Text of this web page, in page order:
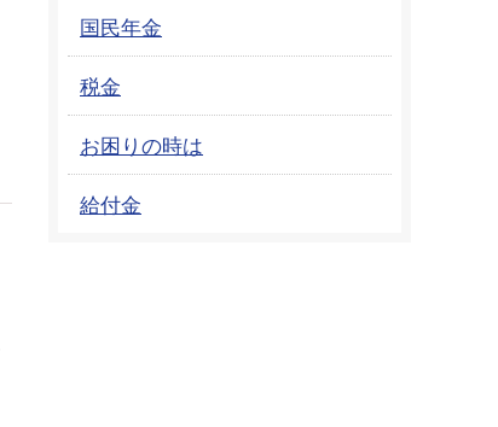
国民年金
税金
お困りの時は
給付金